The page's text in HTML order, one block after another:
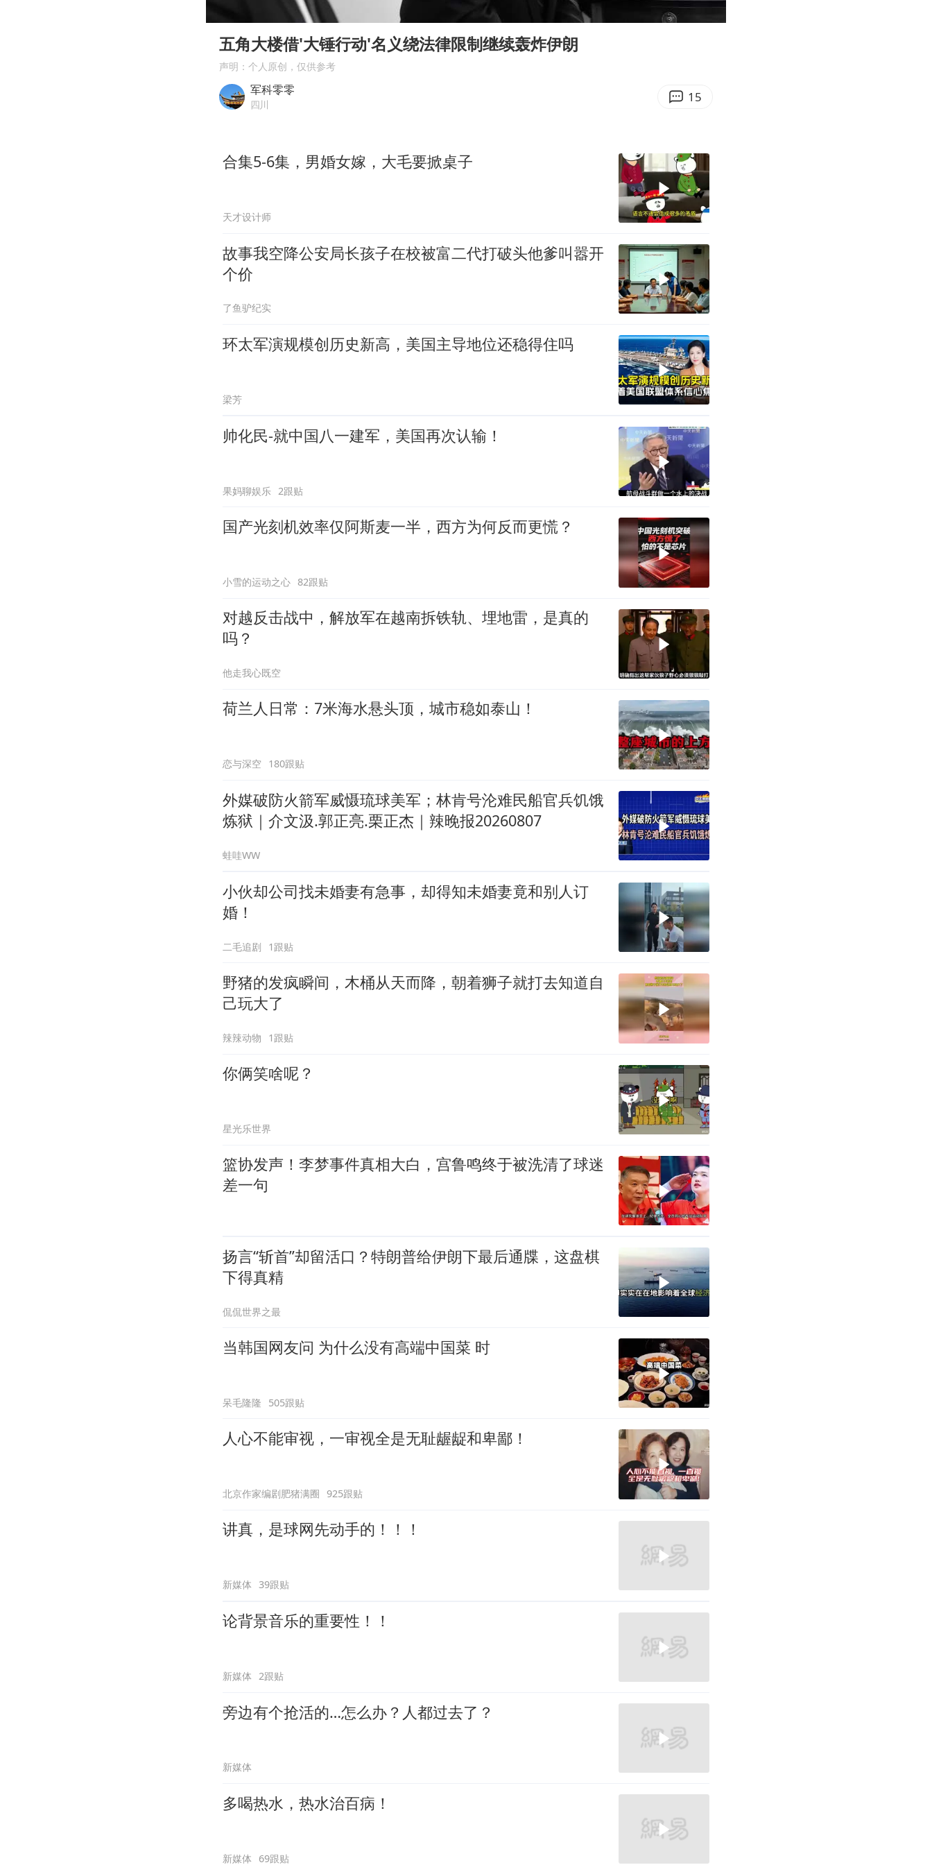
“新疆阿勒泰八月能滑雪”不实
日本试射“战斧”导弹，国防部回应
夯实基础开新局
06:11
五角大楼借'大锤行动'名义绕法律限制继续轰炸伊朗
声明：个人原创，仅供参考
军科零零
四川 15
合集5-6集，男婚女嫁，大毛要掀桌子
天才设计师
故事我空降公安局长孩子在校被富二代打破头他爹叫嚣开
个价
了鱼驴纪实
环太军演规模创历史新高，美国主导地位还稳得住吗
梁芳
帅化民-就中国八一建军，美国再次认输！
果妈聊娱乐 2跟贴
国产光刻机效率仅阿斯麦一半，西方为何反而更慌？
小雪的运动之心 82跟贴
对越反击战中，解放军在越南拆铁轨、埋地雷，是真的
吗？
他走我心既空
荷兰人日常：7米海水悬头顶，城市稳如泰山！
恋与深空 180跟贴
外媒破防火箭军威慑琉球美军；林肯号沦难民船官兵饥饿
炼狱｜介文汲.郭正亮.栗正杰｜辣晚报20260807
蛙哇WW
小伙却公司找未婚妻有急事，却得知未婚妻竟和别人订
婚！
二毛追剧 1跟贴
野猪的发疯瞬间，木桶从天而降，朝着狮子就打去知道自
己玩大了
辣辣动物 1跟贴
你俩笑啥呢？
星光乐世界
篮协发声！李梦事件真相大白，宫鲁鸣终于被洗清了球迷
差一句
扬言“斩首”却留活口？特朗普给伊朗下最后通牒，这盘棋
下得真精
侃侃世界之最
当韩国网友问 为什么没有高端中国菜 时
呆毛隆隆 505跟贴
人心不能审视，一审视全是无耻龌龊和卑鄙！
北京作家编剧肥猪满圈 925跟贴
讲真，是球网先动手的！！！
新媒体 39跟贴
论背景音乐的重要性！！
新媒体 2跟贴
旁边有个抢活的…怎么办？人都过去了？
新媒体
多喝热水，热水治百病！
新媒体 69跟贴